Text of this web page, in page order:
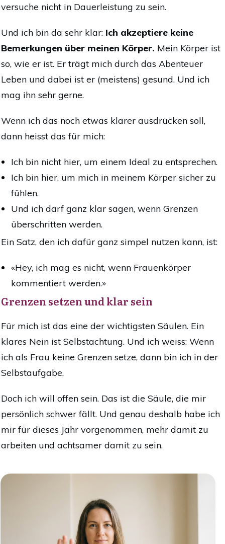
versuche nicht in Dauerleistung zu sein.
Und ich bin da sehr klar: Ich akzeptiere keine
Bemerkungen über meinen Körper. Mein Körper ist
so, wie er ist. Er trägt mich durch das Abenteuer
Leben und dabei ist er (meistens) gesund. Und ich
mag ihn sehr gerne.
Wenn ich das noch etwas klarer ausdrücken soll,
dann heisst das für mich:
Ich bin nicht hier, um einem Ideal zu entsprechen.
Ich bin hier, um mich in meinem Körper sicher zu
fühlen.
Und ich darf ganz klar sagen, wenn Grenzen
überschritten werden.
Ein Satz, den ich dafür ganz simpel nutzen kann, ist:
«Hey, ich mag es nicht, wenn Frauenkörper
kommentiert werden.»
Grenzen setzen und klar sein
Für mich ist das eine der wichtigsten Säulen. Ein
klares Nein ist Selbstachtung. Und ich weiss: Wenn
ich als Frau keine Grenzen setze, dann bin ich in der
Selbstaufgabe.
Doch ich will offen sein. Das ist die Säule, die mir
persönlich schwer fällt. Und genau deshalb habe ich
mir für dieses Jahr vorgenommen, mehr damit zu
arbeiten und achtsamer damit zu sein.